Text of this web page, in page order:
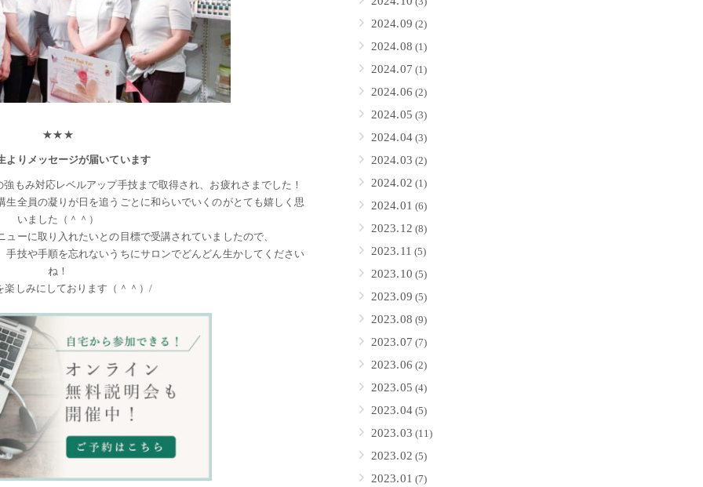
★★★
よりメッセージが届いています
もみ対応レベルアップ手技まで取得され、お疲れさまでした！
全員の凝りが日を追うごとに和らいでいくのがとても嬉しく思
いました（＾＾）
ーに取り入れたいとの目標で受講されていましたので、
手技や手順を忘れないうちにサロンでどんどん生かしてください
ね！
楽しみにしております（＾＾）/
2024.09 (2)
2024.08 (1)
2024.07 (1)
2024.06 (2)
2024.05 (3)
2024.04(3)
2024.03 (2)
2024.02 (1)
2024.01 (6)
2023.12 (8)
2023.11 (5)
2023.10 (5)
2023.09 (5)
2023.08 (9)
2023.07 (7)
2023.06 (2)
2023.05 (4)
2023.04(5)
2023.03 (11)
2023.02 (5)
2023.01 (7)